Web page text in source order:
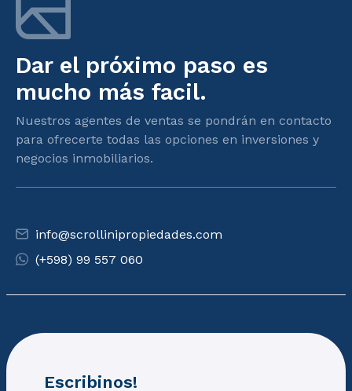
Dar el próximo paso es
mucho más facil.
Nuestros agentes de ventas se pondrán en contacto
para ofrecerte todas las opciones en inversiones y
negocios inmobiliarios.
info@scrollinipropiedades.com
(+598) 99 557 060
Escribinos!